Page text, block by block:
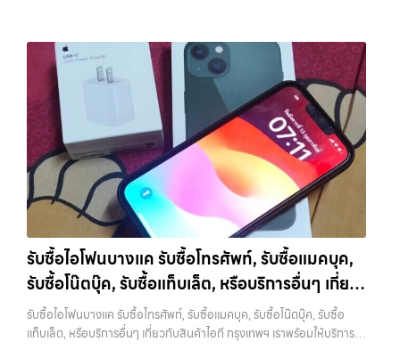
วัชรพล, รามอินทรา, รวมถึง บางนา, บางพลี, เกษตรนวมินทร์, เสนานิคม,
วังหินไม่ว่าคุณจะต้องการ รับซื้อโทรศัพท์, รับซื้อแมคบุค, รับซื้อโน๊ตบุ๊ค, รับ
ซื้อแท็บเล็ต, หรือบริการอื่นๆ เกี่ยวกับสินค้าไอที กรุงเทพฯ – เราพร้อมให้
บริการครบวงจร บริการของเรา เราให้บริการแบบครบวงจรสำหรับลูกค้าที่
ต้องการขายอุปกรณ์ไอที ไม่ว่าจะเป็น: รับซื้อไอโฟน ทุกรุ่น…
รวดเร็วที่สุด ที่ “รับซื้อขายมือถือ.com” เราเข้าใจดีว่าอุปกรณ์แต่ละชิ้นไม่ใช่
แค่เครื่องใช้ไฟฟ้า แต่เป็นทรัพย์สินที่มีมูลค่า คุณอาจต้องการเปลี่ยนรุ่น หรือ
ต้องการเงินด่วน เราจึงมอบบริการประเมินสภาพเครื่อง ฟรี ปราบปราม
ความยุ่งยากทั้งหลาย โดยเน้น โปร่งใส มั่นใจได้ และจ่ายเงินทันทีเมื่อตกลง
ซื้อขายสำเร็จ บริการของเราครอบคลุมทั้ง iPhone สายใหม่-เก่า,
Samsung ทุกรุ่น, iPad และแท็บเล็ตทุกแบรนด์ เรารับถึงแม้จะอยู่ในสภาพ
ใช้งานแล้ว ตกแต่งแล้ว หรือมีรอยบ้าง เพราะมูลค่าของเครื่องไม่ได้ขึ้นอยู่แค่
ยี่ห้อ แต่ขึ้นอยู่กับสภาพจริง ความครบชุด และความสะดวกในการขายของ
คุณ เราจึงตั้งใจให้บริการในเขต ลาดพร้าว, รัชดา, บางรัก, แจ้งวัฒนะ,
บางแค, วัชรพล, รามอินทรา, บางนา, บางพลี, เกษตรนวมินทร์, เสนานิคม,
วังหิน อย่างเต็มที่ ไม่ว่าคุณจะค้นหาคำว่า “รับซื้อมือถือใกล้ฉัน”, “รับซื้อ
โทรศัพท์มือสองกรุงเทพ”, “ขาย iPad ได้ราคา”, “รับซื้อแท็บเล็ต กรุงเทพ
ถึงที่”, หรือ “รับซื้อ Samsung มือสอง ราคาสูง” — ที่นี่คือคำตอบ เพราะ
บริการของเรามุ่งตรงให้คุณได้รับราคาและความสะดวกสบายที่เหนือกว่า
เลือกเราแล้วคุณจะได้บริการที่คุณไว้วางใจ พร้อมทีมงานที่พร้อมอำนวย
ความสะดวก นัดรับถึงที่ ตรวจสภาพอย่างมืออาชีพ และจ่ายเงินทันที
ทั้งหมดนี้เพื่อให้การขายอุปกรณ์ของคุณเป็นเรื่องง่ายขึ้น ดีกว่า รวดเร็วกว่า
ดา บางรัก แจ้งวัฒนะ บางแค วัชรพล รามอินทรา รับซื้อไอแพดบางพลี —
บริการรับซื้อมือถือ iPhone Samsung iPad แท็บเล็ตใน พื้นที่ ลาดพร้าว
รัชดา บางรัก แจ้งวัฒนะ บางแค วัชรพล รามอินทรา พร้อมจ่ายเงินทันที รับ
ซื้อไอแพดบางพลี บริการรับซื้อมือถือ iPhone Samsung iPad แท็บเล็ตใน
พื้นที่ ลาดพร้าว รัชดา บางรัก แจ้งวัฒนะ บางแค วัชรพล รามอินทรา พร้อม
จ่ายเงินทันที… รับซื้อไอแพดบางพลี ขายอุปกรณ์ไอทีแล้วอยากได้เงินด่วน?
ติดต่อเราเลย! การันตีราคาดี รับเงินทันใจ ประสบการณ์เหนือระดับกับ
การ รับซื้อไอโฟน, รับซื้อไอแพด, รับซื้อมือถือ ยินดีต้อนรับสู่ “รับซื้อขายมือ
ถือ.com” เว็บไซต์ที่คุณไว้วางใจได้ สำหรับบริการ รับซื้อ มือถือ iPhone,
Samsung, iPad, แท็บเล็ต ทุกยี่ห้อ ให้ราคาสูง พร้อมจ่ายเงินทันที
ครอบคลุมพื้นที่ ลาดพร้าว, รัชดา, บางรัก, แจ้งวัฒนะ, บางแค, วัชรพล,
รามอินทรา และเขตกรุงเทพฯ ใกล้ “ใกล้ ฉัน” ที่สุด ในยุคที่สมาร์ทโฟน
แท็บเล็ต และอุปกรณ์ไอทีใหม่ๆ เปลี่ยนรุ่นกันแทบทุกช่วงเวลา อุปกรณ์ที่คุณ
ใช้แล้วอาจกลายเป็นของที่ไม่ได้ใช้งานอยู่เฉยๆ เว็บไซต์ของเราจึงเกิดขึ้นเพื่อ
เป็นทางเลือกให้คุณสามารถเปลี่ยนอุปกรณ์ที่ไม่ใช้แล้วให้กลายเป็นเงินสดได้
ทันที ด้วยบริการ รับซื้อไอโฟน, รับซื้อไอแพด, รับซื้อมือถือ, รับซื้อโทรศัพท์,
รับซื้อโน๊ตบุ๊ค, รับซื้อแท็บเล็ต, รับซื้อสินค้าไอทีกรุงเทพมหานคร อย่างครบ
รับซื้อไอโฟนบางแค รับซื้อโทรศัพท์, รับซื้อแมคบุค,
รับซื้อโน๊ตบุ๊ค, รับซื้อแท็บเล็ต, หรือบริการอื่นๆ เกี่ยว
กับสินค้าไอที กรุงเทพฯ เราพร้อมให้บริการครบวงจร
รับซื้อไอโฟนบางแค รับซื้อโทรศัพท์, รับซื้อแมคบุค, รับซื้อโน๊ตบุ๊ค, รับซื้อ
แท็บเล็ต, หรือบริการอื่นๆ เกี่ยวกับสินค้าไอที กรุงเทพฯ เราพร้อมให้บริการ